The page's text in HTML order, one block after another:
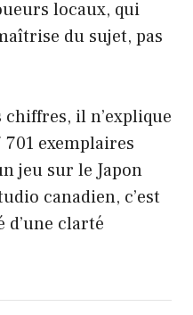
locaux, qui
du sujet, pas
il n’explique
exemplaires
jeu sur le Japon
canadien, c’est
d’une clarté